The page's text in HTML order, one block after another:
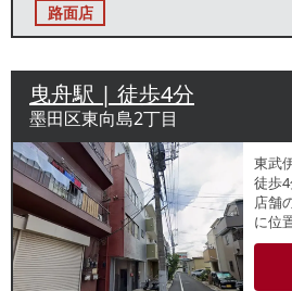
路面店
曳舟駅 | 徒歩4分
墨田区東向島2丁目
東武
徒歩
店舗
に位
東京
で
設